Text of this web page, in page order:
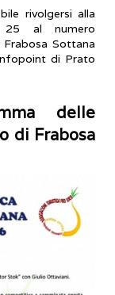
rivolgersi alla
25 al numero
Sottana
di Prato
delle
di Frabosa